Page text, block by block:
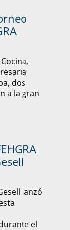
dos
a la gran
lanzó
el